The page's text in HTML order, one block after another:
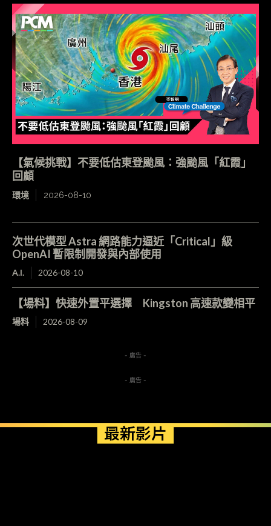
【氣候挑戰】不要低估東登颱風：強颱風「紅霞」
回顧
環境 2026-08-10
次世代模型 Astra 網路能力逼近「Critical」級
OpenAI 暫限制開發與內部使用
A.I. 2026-08-10
【場料】快速外置平選擇 Kingston 高速款變相平
場料 2026-08-09
- 廣告 -
- 廣告 -
最新影片